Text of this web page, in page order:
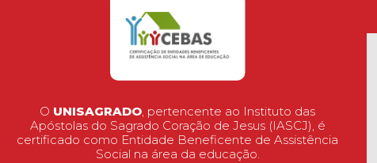
O UNISAGRADO, pertencente ao Instituto das
Apóstolas do Sagrado Coração de Jesus (IASCJ), é
certificado como Entidade Beneficente de Assistência
Social na área da educação.